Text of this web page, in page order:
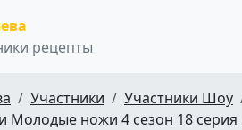
рецепты
Участники Участники Шоу
Молодые ножи 4 сезон 18 серия